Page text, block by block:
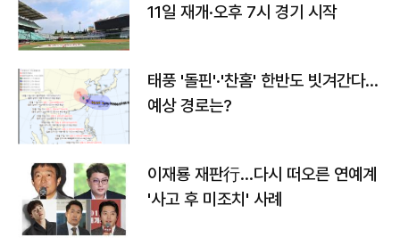
11일 재개·오후 7시 경기 시작
태풍 '돌핀'·'찬홈' 한반도 빗겨간다…
예상 경로는?
이재룡 재판行…다시 떠오른 연예계
'사고 후 미조치' 사례